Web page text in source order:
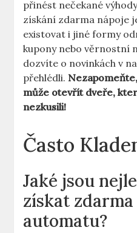
přinést nečekané
získání zdarma nápoje
existovat i jiné formy
kupony nebo věrnostní
dozvíte o novinkách v
přehlédli.
může otevřít dveře,
nezkusili!
Často
Jaké jsou
získat
automatu?